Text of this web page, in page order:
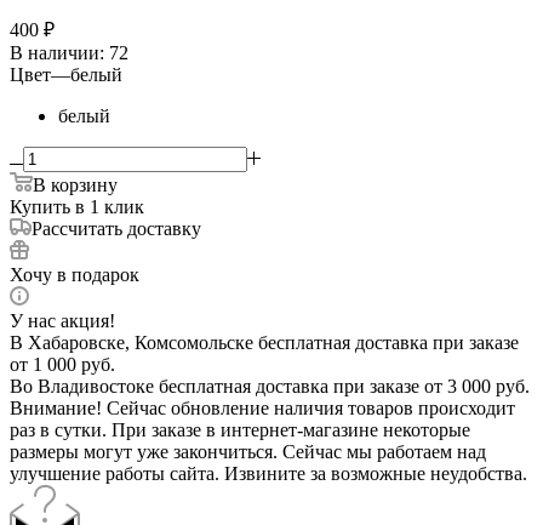
400 ₽
В наличии: 72
Цвет—белый
белый
В корзину
Купить в 1 клик
Рассчитать доставку
Хочу в подарок
У нас акция!
В Хабаровске, Комсомольске бесплатная доставка при заказе
от 1 000 руб.
Во Владивостоке бесплатная доставка при заказе от 3 000 руб.
Внимание! Сейчас обновление наличия товаров происходит
раз в сутки. При заказе в интернет-магазине некоторые
размеры могут уже закончиться. Сейчас мы работаем над
улучшение работы сайта. Извините за возможные неудобства.